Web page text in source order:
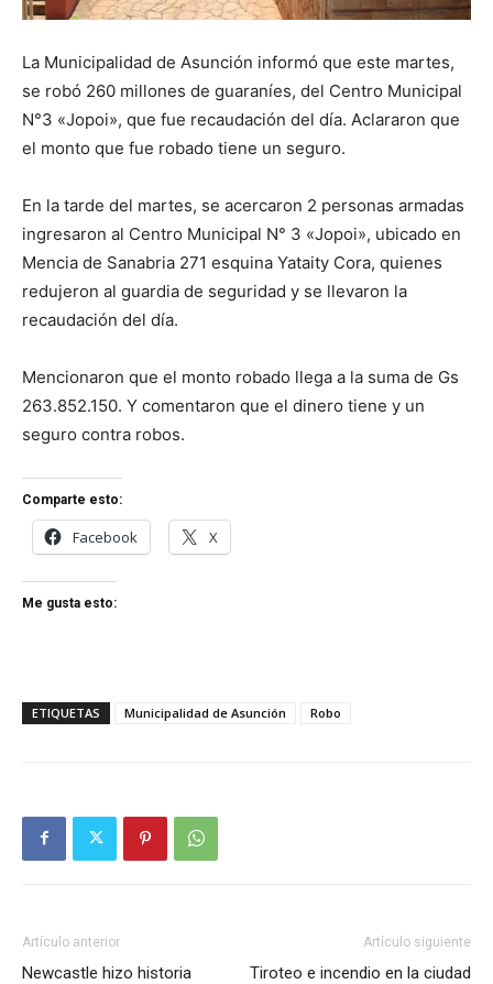
La Municipalidad de Asunción informó que este martes,
se robó 260 millones de guaraníes, del Centro Municipal
N°3 «Jopoi», que fue recaudación del día. Aclararon que
el monto que fue robado tiene un seguro.
En la tarde del martes, se acercaron 2 personas armadas
ingresaron al Centro Municipal N° 3 «Jopoi», ubicado en
Mencia de Sanabria 271 esquina Yataity Cora, quienes
redujeron al guardia de seguridad y se llevaron la
recaudación del día.
Mencionaron que el monto robado llega a la suma de Gs
263.852.150. Y comentaron que el dinero tiene y un
seguro contra robos.
Comparte esto:
Facebook X
Me gusta esto:
ETIQUETAS Municipalidad de Asunción Robo
Artículo anterior
Newcastle hizo historia
Artículo siguiente
Tiroteo e incendio en la ciudad